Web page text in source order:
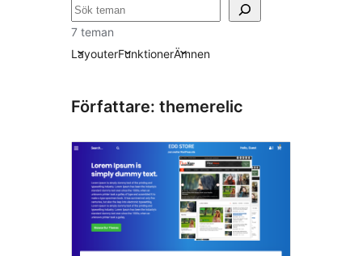
Sök
7 teman
LayouterFunktionerÄmnen
Författare: themerelic